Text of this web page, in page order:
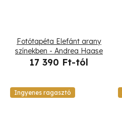
Fotótapéta Elefánt arany
színekben - Andrea Haase
17 390 Ft-tól
Ingyenes ragasztó